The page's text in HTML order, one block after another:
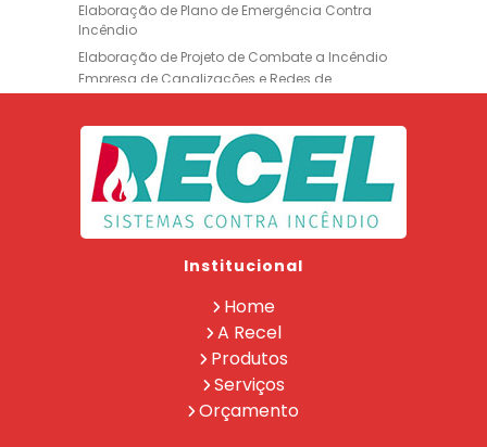
Elaboração de Plano de Emergência Contra
Incêndio
Elaboração de Projeto de Combate a Incêndio
Empresa de Canalizações e Redes de
Incêndio
Empresa de Extintores
Empresa de Formação de Brigada
Empresa de Instalação de Luminária de
Emergência
Empresa de Instalação de para Raio
Empresa de Manutenção de Extintores
Empresa de Projeto de Segurança Contra
Empresa de Recarga de Extintores
Empresa de Treinamento de Brigada
Extintor Co2 6 Kg
Extintor Pqs
Institucional
Home
A Recel
Produtos
Serviços
Orçamento